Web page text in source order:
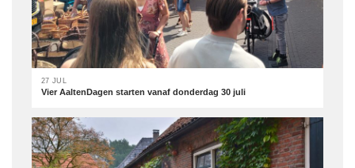
27 JUL
Vier AaltenDagen starten vanaf donderdag 30 juli